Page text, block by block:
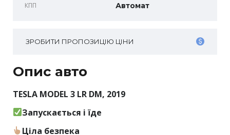
КПП Автомат
ЗРОБИТИ ПРОПОЗИЦІЮ ЦІНИ
Опис авто
TESLA MODEL 3 LR DM, 2019
Запускається і їде
Ціла безпека